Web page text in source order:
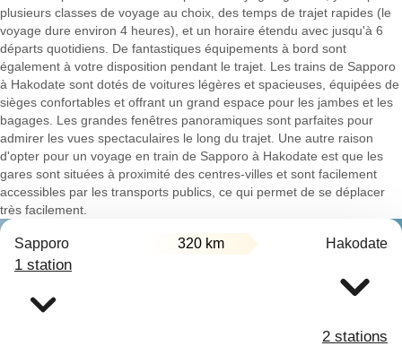
plusieurs classes de voyage au choix, des temps de trajet rapides (le
voyage dure environ 4 heures), et un horaire étendu avec jusqu'à 6
départs quotidiens. De fantastiques équipements à bord sont
également à votre disposition pendant le trajet. Les trains de Sapporo
à Hakodate sont dotés de voitures légères et spacieuses, équipées de
sièges confortables et offrant un grand espace pour les jambes et les
bagages. Les grandes fenêtres panoramiques sont parfaites pour
admirer les vues spectaculaires le long du trajet. Une autre raison
d'opter pour un voyage en train de Sapporo à Hakodate est que les
gares sont situées à proximité des centres-villes et sont facilement
accessibles par les transports publics, ce qui permet de se déplacer
très facilement.
Sapporo 320 km Hakodate
1 station
2 stations